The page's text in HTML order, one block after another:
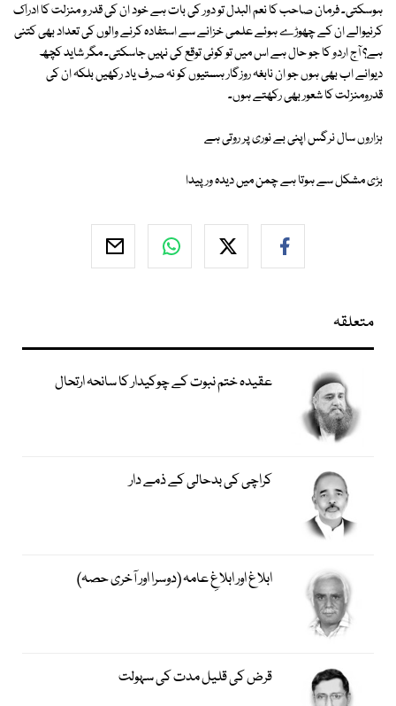
ہوسکتی۔ فرمان صاحب کا نعم البدل تو دور کی بات ہے خود ان کی قدر و منزلت کا ادراک
کرنیوالے ان کے چھوڑے ہوئے علمی خزانے سے استفادہ کرنے والوں کی تعداد بھی کتنی
ہے؟ آج اردو کا جو حال ہے اس میں تو کوئی توقع کی نہیں جاسکتی۔ مگر شاید کچھ
دیوانے اب بھی ہوں جو ان نابغہ روزگار ہستیوں کو نہ صرف یاد رکھیں بلکہ ان کی
قدرومنزلت کا شعور بھی رکھتے ہوں۔
ہزاروں سال نرگس اپنی بے نوری پر روتی ہے
بڑی مشکل سے ہوتا ہے چمن میں دیدہ ور پیدا
متعلقہ
عقیدہ ختم نبوت کے چوکیدار کا سانحہ ارتحال
کراچی کی بدحالی کے ذمے دار
ابلاغ اور ابلاغِ عامہ (دوسرا اور آخری حصہ)
قرض کی قلیل مدت کی سہولت